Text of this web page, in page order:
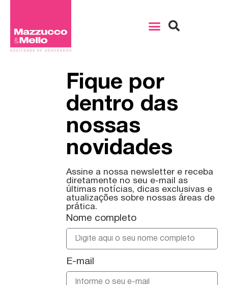
Fique por
dentro das
nossas
novidades
Assine a nossa newsletter e receba
diretamente no seu e-mail as
últimas notícias, dicas exclusivas e
atualizações sobre nossas áreas de
prática.
Nome completo
E-mail